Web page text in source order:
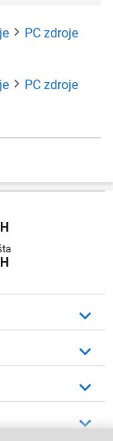
PC zdroje
PC zdroje